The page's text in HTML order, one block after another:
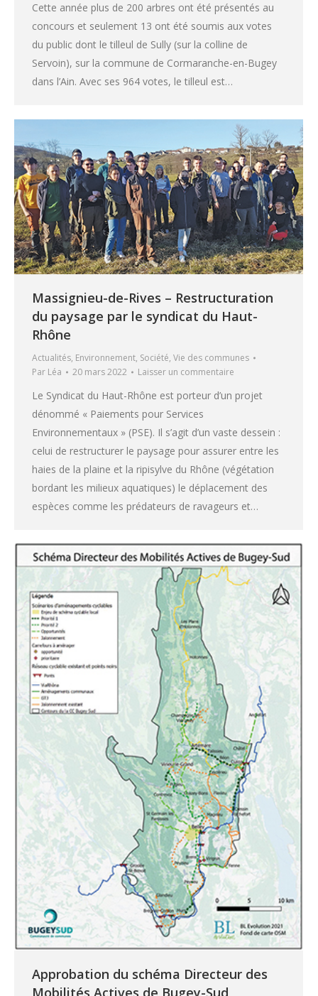
Cette année plus de 200 arbres ont été présentés au
concours et seulement 13 ont été soumis aux votes
du public dont le tilleul de Sully (sur la colline de
Servoin), sur la commune de Cormaranche-en-Bugey
dans l’Ain. Avec ses 964 votes, le tilleul est…
Massignieu-de-Rives – Restructuration
du paysage par le syndicat du Haut-
Rhône
Actualités, Environnement, Société, Vie des communes
Par Léa 20 mars 2022 Laisser un commentaire
Le Syndicat du Haut-Rhône est porteur d’un projet
dénommé « Paiements pour Services
Environnementaux » (PSE). Il s’agit d’un vaste dessein :
celui de restructurer le paysage pour assurer entre les
haies de la plaine et la ripisylve du Rhône (végétation
bordant les milieux aquatiques) le déplacement des
espèces comme les prédateurs de ravageurs et…
Approbation du schéma Directeur des
Mobilités Actives de Bugey-Sud